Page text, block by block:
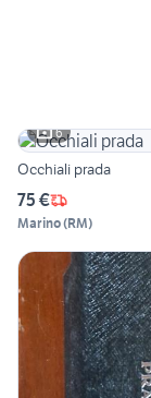
6
Occhiali prada
75 €
Marino(RM)